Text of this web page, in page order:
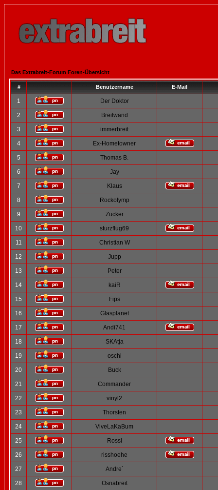
Das Extrabreit-Forum Foren-Übersicht
# Benutzername E-Mail
1 Der Doktor
2 Breitwand
3 immerbreit
4 Ex-Hometowner
5 Thomas B.
6 Jay
7 Klaus
8 Rockolymp
9 Zucker
10 sturzflug69
11 Christian W
12 Jupp
13 Peter
14 kaiR
15 Fips
16 Glasplanet
17 Andi741
18 SKAtja
19 oschi
20 Buck
21 Commander
22 vinyl2
23 Thorsten
24 ViveLaKaBum
25 Rossi
26 risshoehe
27 Andre´
28 Osnabreit